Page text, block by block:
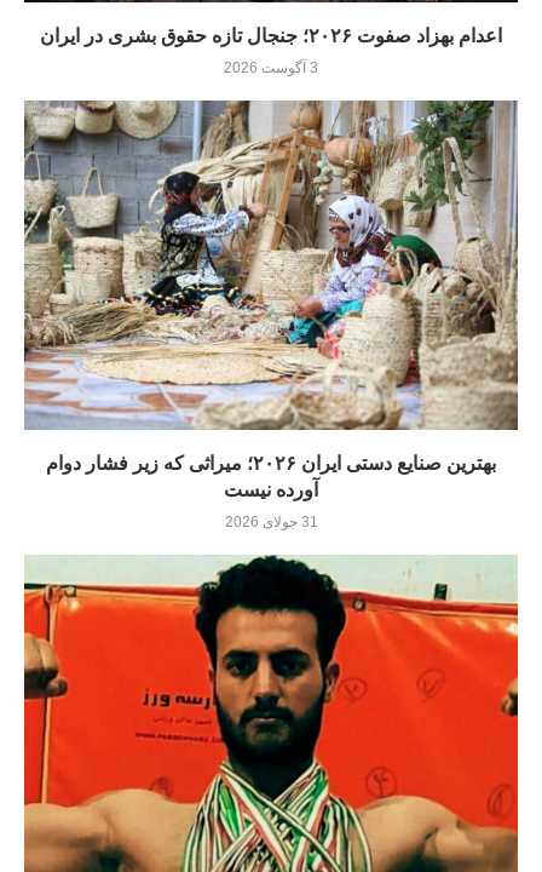
اعدام بهزاد صفوت ۲۰۲۶؛ جنجال تازه حقوق بشری در ایران
3 آگوست 2026
بهترین صنایع دستی ایران ۲۰۲۶؛ میراثی که زیر فشار دوام
آورده نيست
31 جولای 2026